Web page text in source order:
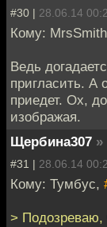
#30 | 28.06.14
Кому:
Ведь
пригласить. А
приедет. Ох,
изображая.
Щербина307 »
#31 | 28.06.14
Кому: Тумбус,
> Подозреваю,